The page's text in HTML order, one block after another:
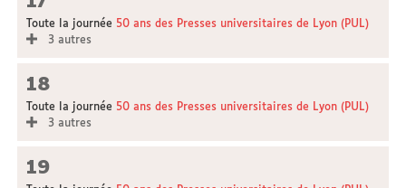
Toute la journée 50 ans des Presses universitaires de Lyon (PUL)
3 autres
18
Toute la journée 50 ans des Presses universitaires de Lyon (PUL)
3 autres
19